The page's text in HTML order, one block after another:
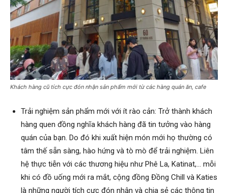
Khách hàng cũ tích cực đón nhận sản phẩm mới từ các hàng quán ăn, cafe
Trải nghiệm sản phẩm mới với ít rào cản: Trở thành khách
hàng quen đồng nghĩa khách hàng đã tin tưởng vào hàng
quán của bạn. Do đó khi xuất hiện món mới họ thường có
tâm thế sẵn sàng, hào hứng và tò mò để trải nghiệm. Liên
hệ thực tiễn với các thương hiệu như Phê La, Katinat,… mỗi
khi có đồ uống mới ra mắt, cộng đồng Đồng Chill và Katies
là những người tích cực đón nhận và chia sẻ các thông tin